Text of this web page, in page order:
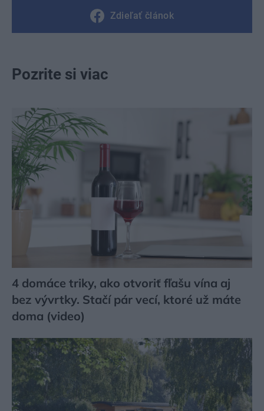
Zdieľať článok
Pozrite si viac
4 domáce triky, ako otvoriť fľašu vína aj
bez vývrtky. Stačí pár vecí, ktoré už máte
doma (video)